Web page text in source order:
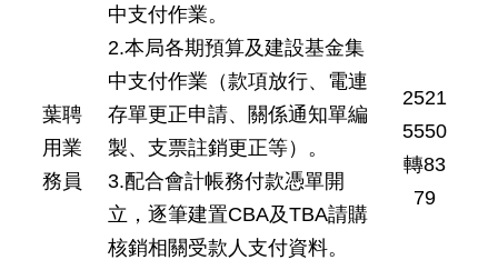
葉聘
用業
務員
中支付作業。
2.本局各期預算及建設基金集
中支付作業（款項放行、電連
存單更正申請、關係通知單編
製、支票註銷更正等）。
3.配合會計帳務付款憑單開
立，逐筆建置CBA及TBA請購
核銷相關受款人支付資料。
2521
5550
轉83
79